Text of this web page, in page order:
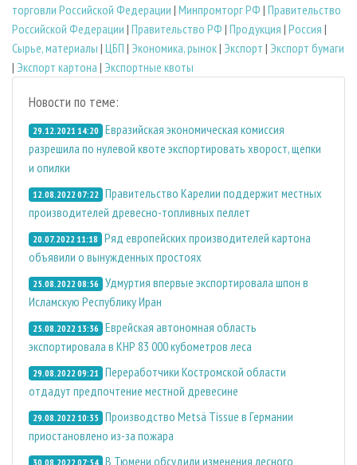
торговли Российской Федерации | Минпромторг РФ | Правительство
Российской Федерации | Правительство РФ | Продукция | Россия |
Сырье, материалы | ЦБП | Экономика, рынок| Экспорт | Экспорт бумаги
| Экспорт картона | Экспортные квоты
Новости по теме:
29.12.2021 14:20 Евразийская экономическая комиссия
разрешила по нулевой квоте экспортировать хворост, щепки
и опилки
12.08.2022 07:22 Правительство Карелии поддержит местных
производителей древесно-топливных пеллет
20.07.2022 11:18 Ряд европейских производителей картона
объявили о вынужденных простоях
25.08.2022 08:56 Удмуртия впервые экспортировала шпон в
Исламскую Республику Иран
25.08.2022 13:36 Еврейская автономная область
экспортировала в КНР 83 000 кубометров леса
29.08.2022 09:21 Переработчики Костромской области
отдадут предпочтение местной древесине
29.08.2022 10:35 Производство Metsä Tissue в Германии
приостановлено из-за пожара
30.08.2022 07:54 В Тюмени обсудили изменения лесного